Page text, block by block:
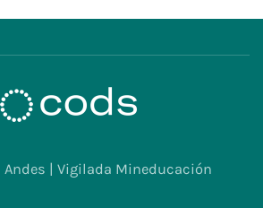
| Vigilada Mineducación